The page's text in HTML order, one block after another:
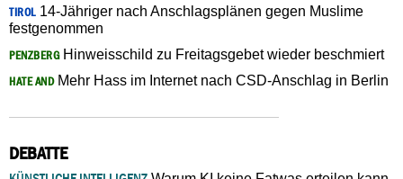
TIROL14-Jähriger nach Anschlagsplänen gegen Muslime
festgenommen
PENZBERGHinweisschild zu Freitagsgebet wieder beschmiert
HATE ANDMehr Hass im Internet nach CSD-Anschlag in Berlin
DEBATTE